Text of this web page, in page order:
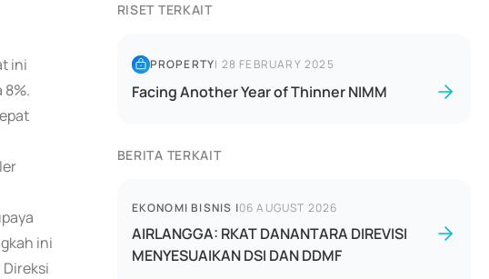
ini
ini
RISET TERKAIT
PROPERTY| 28 FEBRUARY 2025
Facing Another Year of Thinner NIMM
BERITA TERKAIT
EKONOMI BISNIS |06 AUGUST 2026
AIRLANGGA: RKAT DANANTARA DIREVISI
MENYESUAIKAN DSI DAN DDMF